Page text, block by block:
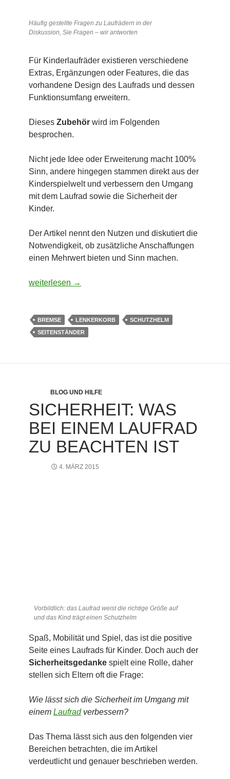
Häufig gestellte Fragen zu Laufrädern in der
Diskussion, Sie Fragen – wir antworten
Für Kinderlaufräder existieren verschiedene
Extras, Ergänzungen oder Features, die das
vorhandene Design des Laufrads und dessen
Funktionsumfang erweitern.
Dieses Zubehör wird im Folgenden
besprochen.
Nicht jede Idee oder Erweiterung macht 100%
Sinn, andere hingegen stammen direkt aus der
Kinderspielwelt und verbessern den Umgang
mit dem Laufrad sowie die Sicherheit der
Kinder.
Der Artikel nennt den Nutzen und diskutiert die
Notwendigkeit, ob zusätzliche Anschaffungen
einen Mehrwert bieten und Sinn machen.
Welches Zubehör ist für ein Laufrad sinnvoll?
weiterlesen →
BREMSE LENKERKORB
SCHUTZHELM
SEITENSTÄNDER
BLOG UND HILFE
SICHERHEIT: WAS
BEI EINEM LAUFRAD
ZU BEACHTEN IST
4. MÄRZ 2015
Vorbildlich: das Laufrad weist die richtige Größe auf
und das Kind trägt einen Schutzhelm
Spaß, Mobilität und Spiel, das ist die positive
Seite eines Laufrads für Kinder. Doch auch der
Sicherheitsgedanke spielt eine Rolle, daher
stellen sich Eltern oft die Frage:
Wie lässt sich die Sicherheit im Umgang mit
einem Laufradverbessern?
Das Thema lässt sich aus den folgenden vier
Bereichen betrachten, die im Artikel
verdeutlicht und genauer beschrieben werden.